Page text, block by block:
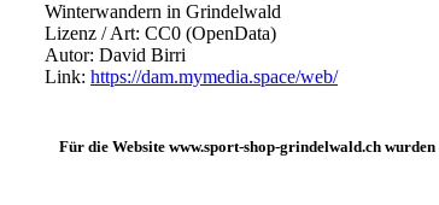
Winterwandern in Grindelwald
Lizenz / Art: CC0 (OpenData)
Autor: David Birri
Link: https://dam.mymedia.space/web/
Für die Website www.sport-shop-grindelwald.ch